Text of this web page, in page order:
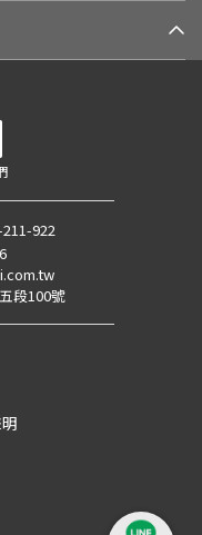
922
段100號